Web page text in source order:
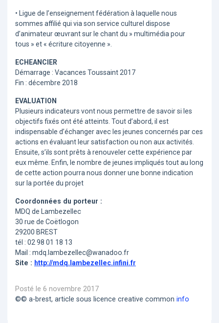
• Ligue de l’enseignement fédération à laquelle nous
sommes affilié qui via son service culturel dispose
d’animateur œuvrant sur le chant du » multimédia pour
tous » et « écriture citoyenne ».
ECHEANCIER
Démarrage : Vacances Toussaint 2017
Fin : décembre 2018
EVALUATION
Plusieurs indicateurs vont nous permettre de savoir si les
objectifs fixés ont été atteints. Tout d’abord, il est
indispensable d’échanger avec les jeunes concernés par ces
actions en évaluant leur satisfaction ou non aux activités.
Ensuite, s’ils sont prêts à renouveler cette expérience par
eux même. Enfin, le nombre de jeunes impliqués tout au long
de cette action pourra nous donner une bonne indication
sur la portée du projet
Coordonnées du porteur :
MDQ de Lambezellec
30 rue de Coëtlogon
29200 BREST
tél : 02 98 01 18 13
Mail : mdq.lambezellec@wanadoo.fr
Site : http://mdq.lambezellec.infini.fr
Posté le 6 novembre 2017
©© a-brest, article sous licence creative common info